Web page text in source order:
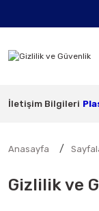
İletişim Bilgileri
Anasayfa
Gizlilik ve